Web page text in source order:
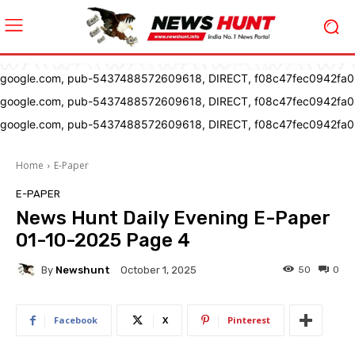
google.com, pub-5437488572609618, DIRECT, f08c47fec0942fa0
google.com, pub-5437488572609618, DIRECT, f08c47fec0942fa0
google.com, pub-5437488572609618, DIRECT, f08c47fec0942fa0
Home E-Paper
E-PAPER
News Hunt Daily Evening E-Paper
01-10-2025 Page 4
By Newshunt October 1, 2025 0
50
Facebook X Pinterest